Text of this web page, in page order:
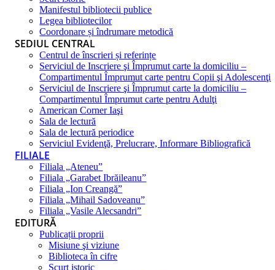
Manifestul bibliotecii publice
Legea bibliotecilor
Coordonare și îndrumare metodică
SEDIUL CENTRAL
Centrul de înscrieri și referințe
Serviciul de Inscriere şi Împrumut carte la domiciliu –
Compartimentul Împrumut carte pentru Copii şi Adolescenţi
Serviciul de Inscriere şi Împrumut carte la domiciliu –
Compartimentul Împrumut carte pentru Adulţi
American Corner Iaşi
Sala de lectură
Sala de lectură periodice
Serviciul Evidenţă, Prelucrare, Informare Bibliografică
FILIALE
Filiala „Ateneu”
Filiala „Garabet Ibrăileanu”
Filiala „Ion Creangă”
Filiala „Mihail Sadoveanu”
Filiala „Vasile Alecsandri”
EDITURĂ
Publicații proprii
Misiune şi viziune
Biblioteca în cifre
Scurt istoric